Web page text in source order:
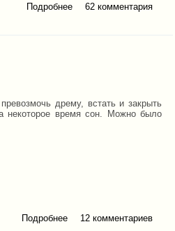
Подробнее
о Ужин с видом на
62 комментария
дрему, встать и закрыть
некоторое время сон. Можно было
Подробнее
о Знакомство с рекой
12 комментариев